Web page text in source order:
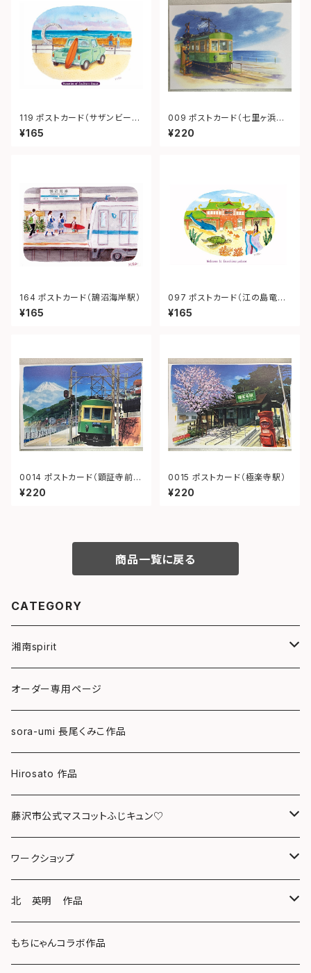
119 ポストカード（サザンビー
チ）
¥165
009 ポストカード（七里ヶ浜
江ノ電）
¥220
164 ポストカード（鵠沼海岸駅）
¥165
097 ポストカード（江の島竜宮
城）
¥165
0014 ポストカード（顕証寺前
江ノ電）
¥220
0015 ポストカード（極楽寺駅）
¥220
商品一覧に戻る
CATEGORY
湘南spirit
ポストカード
グリーティングカード
クリアファイル
マグカップ
スマホケース
キーホルダー
バッグ
オーダー専用ページ
sora-umi 長尾くみこ作品
Hirosato 作品
藤沢市公式マスコットふじキュン♡
クリアファイル
ボールペン
キーホルダー
ワークショップ
海レジンアートボード
レジンチャーム
北 英明 作品
ポストカード
もちにゃんコラボ作品